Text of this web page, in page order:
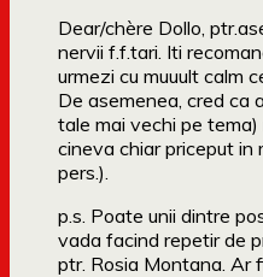
Dear/chère Dollo,
nervii f.f.tari. Iti
urmezi cu muuult calm
De asemenea, cred ca
tale mai vechi pe
cineva chiar priceput in
pers.).
p.s. Poate unii dintre
vada facind repetir de
ptr. Rosia Montana. Ar fi